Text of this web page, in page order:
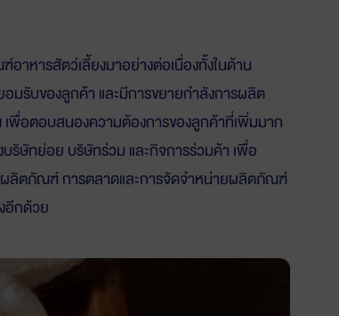
หารสัตว์เลี้ยงมาอย่างต่อเนื่องทั้งในด้าน
มรับของลูกค้า และมีการขยายกำลังการผลิต
พื่อตอบสนองความต้องการของลูกค้าที่เพิ่มมาก
ริษัทย่อย บริษัทร่วม และกิจการร่วมค้า เพื่อ
ลิตภัณฑ์ การตลาดและการจัดจำหน่ายผลิตภัณฑ์
อีกด้วย